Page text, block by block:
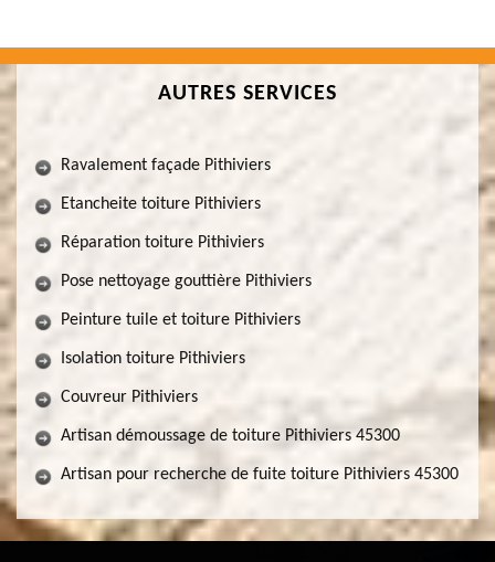
AUTRES SERVICES
Ravalement façade Pithiviers
Etancheite toiture Pithiviers
Réparation toiture Pithiviers
Pose nettoyage gouttière Pithiviers
Peinture tuile et toiture Pithiviers
Isolation toiture Pithiviers
Couvreur Pithiviers
Artisan démoussage de toiture Pithiviers 45300
Artisan pour recherche de fuite toiture Pithiviers 45300